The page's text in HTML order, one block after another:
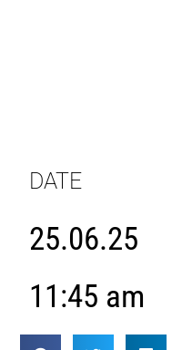
DATE
25.06.25
11:45 am